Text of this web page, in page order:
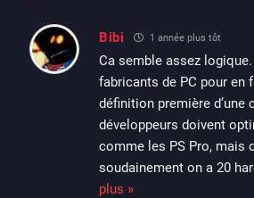
Bibi 1 année plus tôt
Ca semble assez
fabricants de PC pour en
définition première d’une
développeurs doivent
comme les PS Pro, mais
soudainement on a 20
plus »